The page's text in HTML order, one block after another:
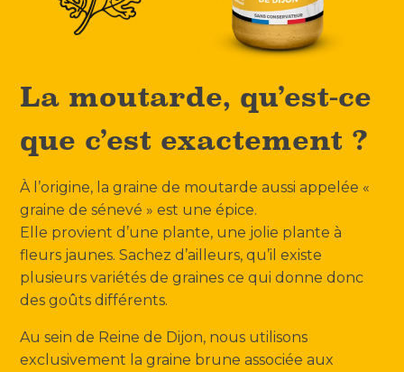
La moutarde, qu’est-ce
que c’est exactement ?
À l’origine, la graine de moutarde aussi appelée «
graine de sénevé » est une épice.
Elle provient d’une plante, une jolie plante à
fleurs jaunes. Sachez d’ailleurs, qu’il existe
plusieurs variétés de graines ce qui donne donc
des goûts différents.
Au sein de Reine de Dijon, nous utilisons
exclusivement la graine brune associée aux